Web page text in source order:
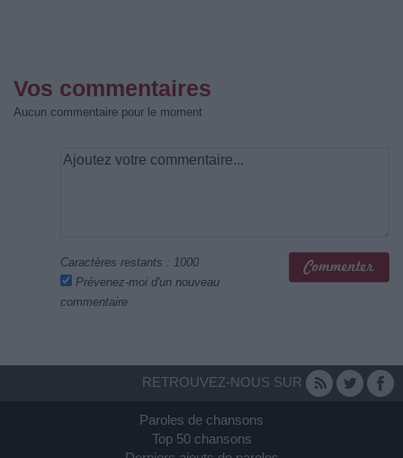
Vos commentaires
Aucun commentaire pour le moment
Caractères restants : 1000
Prévenez-moi d'un nouveau
commentaire
RETROUVEZ-NOUS SUR
Paroles de chansons
Top 50 chansons